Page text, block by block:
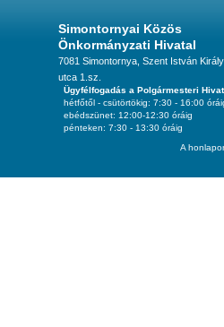
Simontornyai Közös
Önkormányzati Hivatal
7081 Simontornya, Szent István Király
utca 1.sz.
A
Ügyfélfogadás a Polgármesteri
hétfőtől - csütörtökig: 7:30 - 16:00
ebédszünet: 12:00-12:30 óráig
pénteken: 7:30 - 13:30 óráig